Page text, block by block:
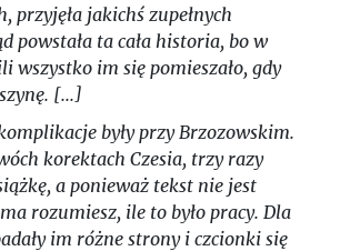
przyjęła jakichś zupełnych
powstała ta cała historia, bo w
wszystko im się pomieszało, gdy
[...]
były przy Brzozowskim.
korektach Czesia, trzy razy
a ponieważ tekst nie jest
rozumiesz, ile to było pracy. Dla
im różne strony i czcionki się